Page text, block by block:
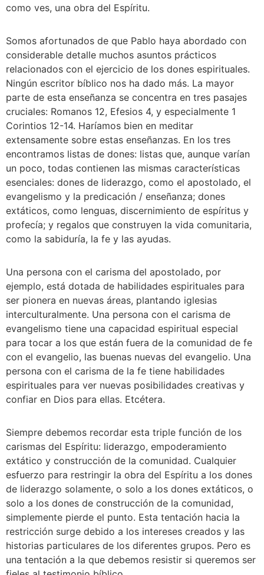
como ves, una obra del Espíritu.
Somos afortunados de que Pablo haya abordado con
considerable detalle muchos asuntos prácticos
relacionados con el ejercicio de los dones espirituales.
Ningún escritor bíblico nos ha dado más. La mayor
parte de esta enseñanza se concentra en tres pasajes
cruciales: Romanos 12, Efesios 4, y especialmente 1
Corintios 12-14. Haríamos bien en meditar
extensamente sobre estas enseñanzas. En los tres
encontramos listas de dones: listas que, aunque varían
un poco, todas contienen las mismas características
esenciales: dones de liderazgo, como el apostolado, el
evangelismo y la predicación / enseñanza; dones
extáticos, como lenguas, discernimiento de espíritus y
profecía; y regalos que construyen la vida comunitaria,
como la sabiduría, la fe y las ayudas.
Una persona con el carisma del apostolado, por
ejemplo, está dotada de habilidades espirituales para
ser pionera en nuevas áreas, plantando iglesias
interculturalmente. Una persona con el carisma de
evangelismo tiene una capacidad espiritual especial
para tocar a los que están fuera de la comunidad de fe
con el evangelio, las buenas nuevas del evangelio. Una
persona con el carisma de la fe tiene habilidades
espirituales para ver nuevas posibilidades creativas y
confiar en Dios para ellas. Etcétera.
Siempre debemos recordar esta triple función de los
carismas del Espíritu: liderazgo, empoderamiento
extático y construcción de la comunidad. Cualquier
esfuerzo para restringir la obra del Espíritu a los dones
de liderazgo solamente, o solo a los dones extáticos, o
solo a los dones de construcción de la comunidad,
simplemente pierde el punto. Esta tentación hacia la
restricción surge debido a los intereses creados y las
historias particulares de los diferentes grupos. Pero es
una tentación a la que debemos resistir si queremos ser